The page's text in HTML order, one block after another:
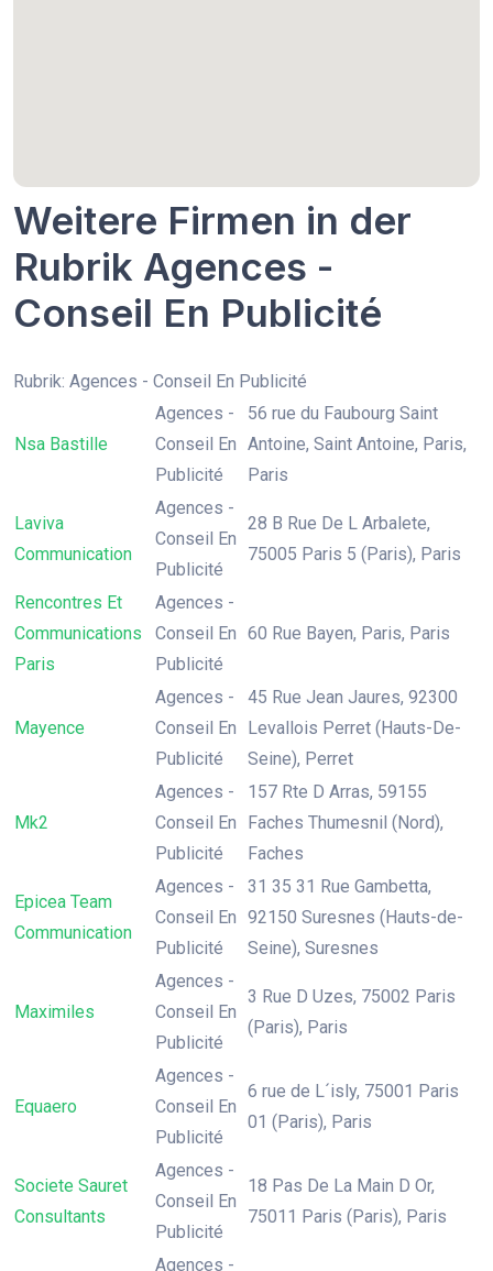
Weitere Firmen in der
Rubrik Agences -
Conseil En Publicité
Rubrik: Agences - Conseil En Publicité
Nsa Bastille
Agences -
Conseil En
Publicité
56 rue du Faubourg Saint
Antoine, Saint Antoine, Paris,
Paris
Laviva
Communication
Agences -
Conseil En
Publicité
28 B Rue De L Arbalete,
75005 Paris 5 (Paris), Paris
Rencontres Et
Communications
Paris
Agences -
Conseil En
Publicité
60 Rue Bayen, Paris, Paris
Mayence
Agences -
Conseil En
Publicité
45 Rue Jean Jaures, 92300
Levallois Perret (Hauts-De-
Seine), Perret
Mk2
Agences -
Conseil En
Publicité
157 Rte D Arras, 59155
Faches Thumesnil (Nord),
Faches
Epicea Team
Communication
Agences -
Conseil En
Publicité
31 35 31 Rue Gambetta,
92150 Suresnes (Hauts-de-
Seine), Suresnes
Maximiles
Agences -
Conseil En
Publicité
3 Rue D Uzes, 75002 Paris
(Paris), Paris
Equaero
Agences -
Conseil En
Publicité
6 rue de L´isly, 75001 Paris
01 (Paris), Paris
Societe Sauret
Consultants
Agences -
Conseil En
Publicité
18 Pas De La Main D Or,
75011 Paris (Paris), Paris
Agences -